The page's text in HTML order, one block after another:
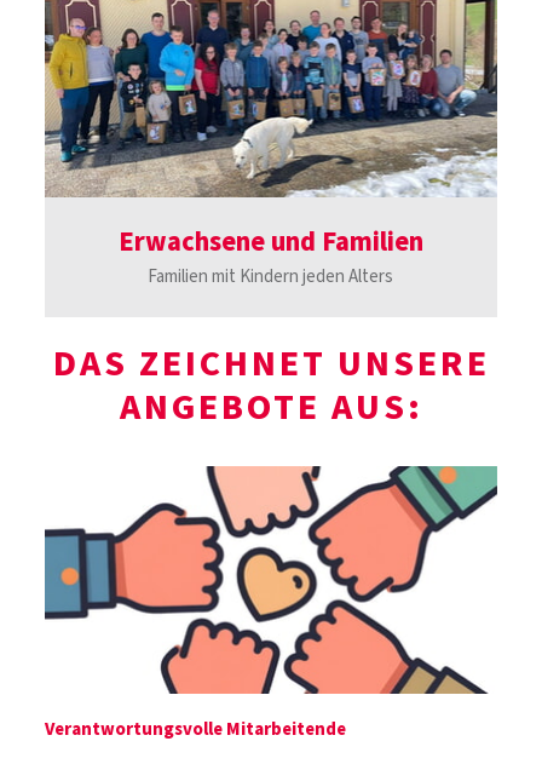
Erwachsene und Familien
Familien mit Kindern jeden Alters
DAS ZEICHNET UNSERE
ANGEBOTE AUS:
Verantwortungsvolle Mitarbeitende